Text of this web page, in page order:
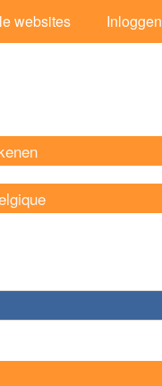
websites Inloggen